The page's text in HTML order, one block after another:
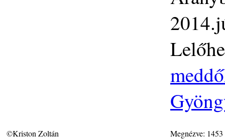
©Kriston Zoltán Megnézve: